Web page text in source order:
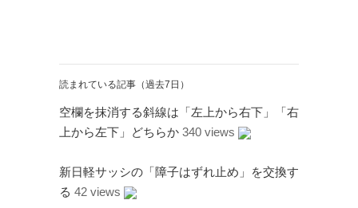
スタイルシート
ソニー バージョンアップ ヒ
ブルーレイ プラグ
ムラタ有子 万年筆 上野毛
二子
修理 再開発 品薄 映画館
読まれている記事（過去7日）
空欄を抹消する斜線は「左上から右下」「右
上から左下」どちらか 340 views
新日軽サッシの「障子はずれ止め」を交換す
る 42 views